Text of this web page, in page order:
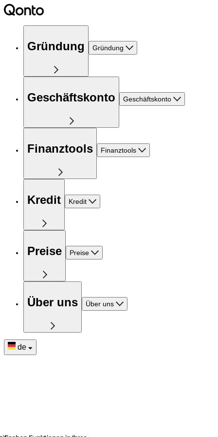
Gründung Gründung
Geschäftskonto Geschäftskonto
Finanztools Finanztools
Kredit Kredit
Preise Preise
Über uns Über uns
de